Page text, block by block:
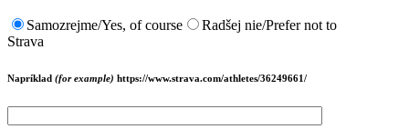
Samozrejme/Yes, of course
Radšej nie/Prefer not to
Strava
Napríklad (for example) https://www.strava.com/athletes/36249661/